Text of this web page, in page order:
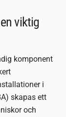
viktig
komponent
i
skapas ett
och